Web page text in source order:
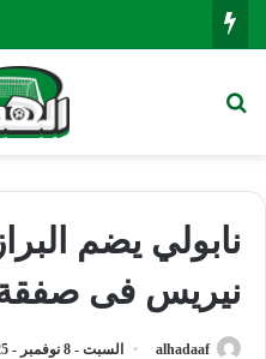
نابولي يضم
نيريس فى صفقة
alhadaaf السبت - 8 نوفمبر - 2025 / 5:44 صباحًا